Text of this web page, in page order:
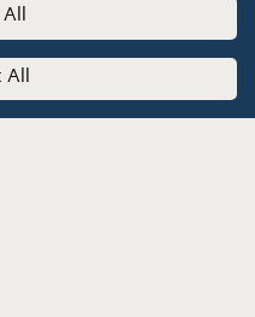
All
All